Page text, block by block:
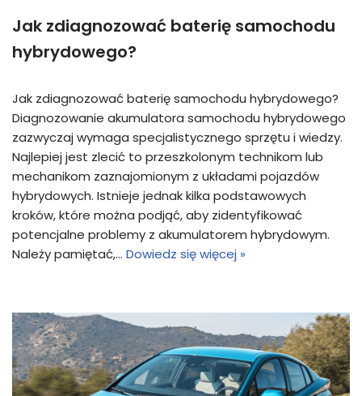
Jak zdiagnozować baterię samochodu
hybrydowego?
Jak zdiagnozować baterię samochodu hybrydowego?
Diagnozowanie akumulatora samochodu hybrydowego
zazwyczaj wymaga specjalistycznego sprzętu i wiedzy.
Najlepiej jest zlecić to przeszkolonym technikom lub
mechanikom zaznajomionym z układami pojazdów
hybrydowych. Istnieje jednak kilka podstawowych
kroków, które można podjąć, aby zidentyfikować
potencjalne problemy z akumulatorem hybrydowym.
Należy pamiętać,… Dowiedz się więcej »